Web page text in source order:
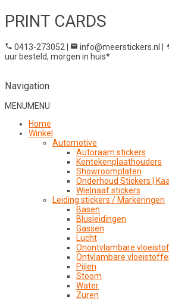
PRINT CARDS
0413-273052 | info@meerstickers.nl |
uur besteld, morgen in huis*
Navigation
MENUMENU
Home
Winkel
Automotive
Autoraam stickers
Kentekenplaathouders
Showroomplaten
Onderhoud Stickers |
Wielnaaf stickers
Leiding stickers / Markeringen
Basen
Blusleidingen
Gassen
Lucht
Onontvlambare
Ontvlambare
Pijlen
Stoom
Water
Zuren